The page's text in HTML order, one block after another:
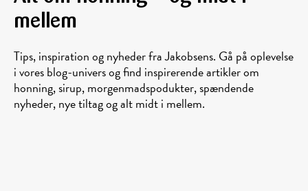
mellem
Tips, inspiration og nyheder fra Jakobsens. Gå på oplevelse
i vores blog-univers og find inspirerende artikler om
honning, sirup, morgenmadspodukter, spændende
nyheder, nye tiltag og alt midt i mellem.